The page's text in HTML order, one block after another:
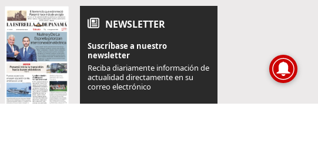
NEWSLETTER
Suscríbase a nuestro
newsletter
Reciba diariamente información de
actualidad directamente en su
correo electrónico